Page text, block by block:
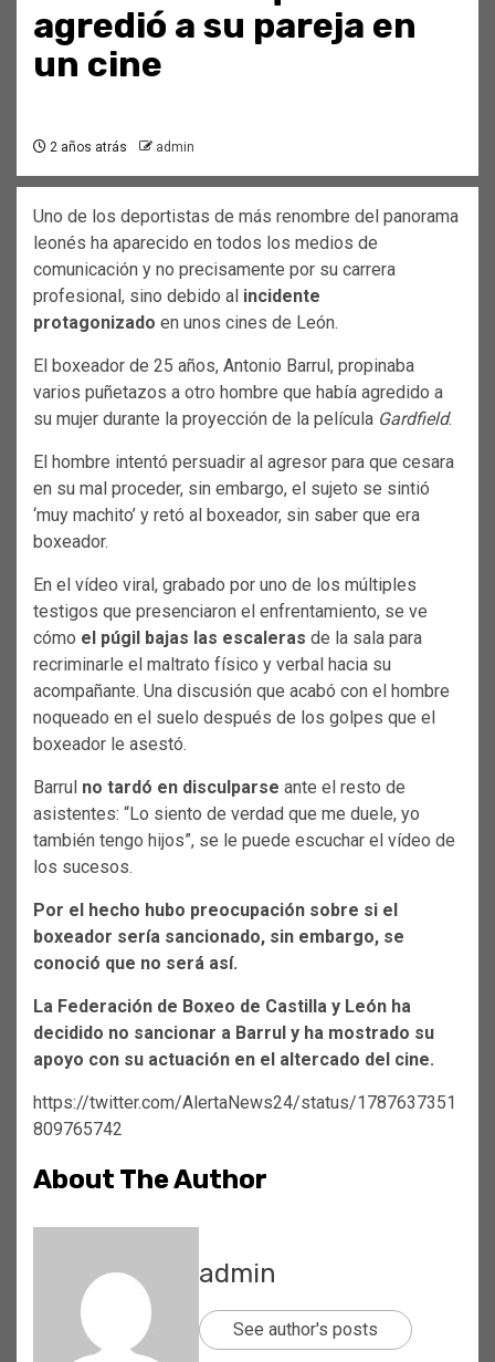
agredió a su pareja en
un cine
2 años atrás admin
Uno de los deportistas de más renombre del panorama
leonés ha aparecido en todos los medios de
comunicación y no precisamente por su carrera
profesional, sino debido al incidente
protagonizado en unos cines de León.
El boxeador de 25 años, Antonio Barrul, propinaba
varios puñetazos a otro hombre que había agredido a
su mujer durante la proyección de la película Gardfield.
El hombre intentó persuadir al agresor para que cesara
en su mal proceder, sin embargo, el sujeto se sintió
‘muy machito’ y retó al boxeador, sin saber que era
boxeador.
En el vídeo viral, grabado por uno de los múltiples
testigos que presenciaron el enfrentamiento, se ve
cómo el púgil bajas las escaleras de la sala para
recriminarle el maltrato físico y verbal hacia su
acompañante. Una discusión que acabó con el hombre
noqueado en el suelo después de los golpes que el
boxeador le asestó.
Barrul no tardó en disculparse ante el resto de
asistentes: “Lo siento de verdad que me duele, yo
también tengo hijos”, se le puede escuchar el vídeo de
los sucesos.
Por el hecho hubo preocupación sobre si el
boxeador sería sancionado, sin embargo, se
conoció que no será así.
La Federación de Boxeo de Castilla y León ha
decidido no sancionar a Barrul y ha mostrado su
apoyo con su actuación en el altercado del cine.
https://twitter.com/AlertaNews24/status/1787637351
809765742
About The Author
admin
See author's posts